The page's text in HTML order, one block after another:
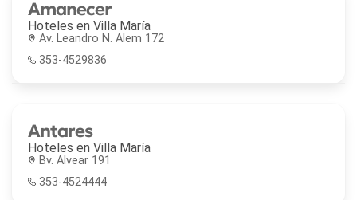
Amanecer
Hoteles en Villa María
Av. Leandro N. Alem 172
353-4529836
Antares
Hoteles en Villa María
Bv. Alvear 191
353-4524444